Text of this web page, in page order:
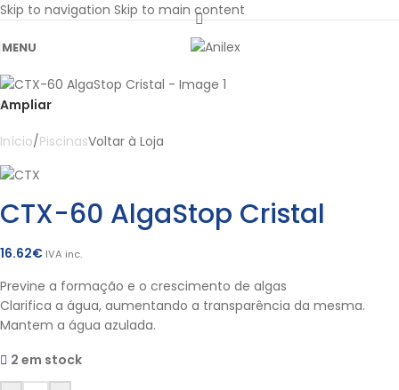
Skip to navigation Skip to main content
MENU
Ampliar
Início/PiscinasVoltar à Loja
CTX-60 AlgaStop Cristal
16.62€ IVA inc.
Previne a formação e o crescimento de algas
Clarifica a água, aumentando a transparência da mesma.
Mantem a água azulada.
2 em stock